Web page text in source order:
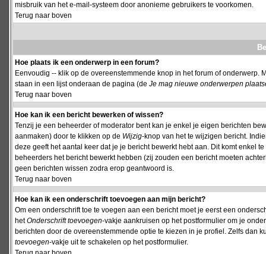
misbruik van het e-mail-systeem door anonieme gebruikers te voorkomen.
Terug naar boven
Hoe plaats ik een onderwerp in een forum?
Eenvoudig -- klik op de overeenstemmende knop in het forum of
staan in een lijst onderaan de pagina (de Je mag nieuwe onderwerpen
Terug naar boven
Hoe kan ik een bericht bewerken of wissen?
Tenzij je een beheerder of moderator bent kan je enkel je eigen berichten
aanmaken) door te klikken op de Wijzig-knop van het te wijzigen bericht.
deze geeft het aantal keer dat je je bericht bewerkt hebt aan. Dit komt enkel
beheerders het bericht bewerkt hebben (zij zouden een bericht moeten
geen berichten wissen zodra erop geantwoord is.
Terug naar boven
Hoe kan ik een onderschrift toevoegen aan mijn bericht?
Om een onderschrift toe te voegen aan een bericht moet je eerst een
hetOnderschrift toevoegen-vakje aankruisen op het postformulier om je
berichten door de overeenstemmende optie te kiezen in je profiel. Zelfs dan
toevoegen-vakje uit te schakelen op het postformulier.